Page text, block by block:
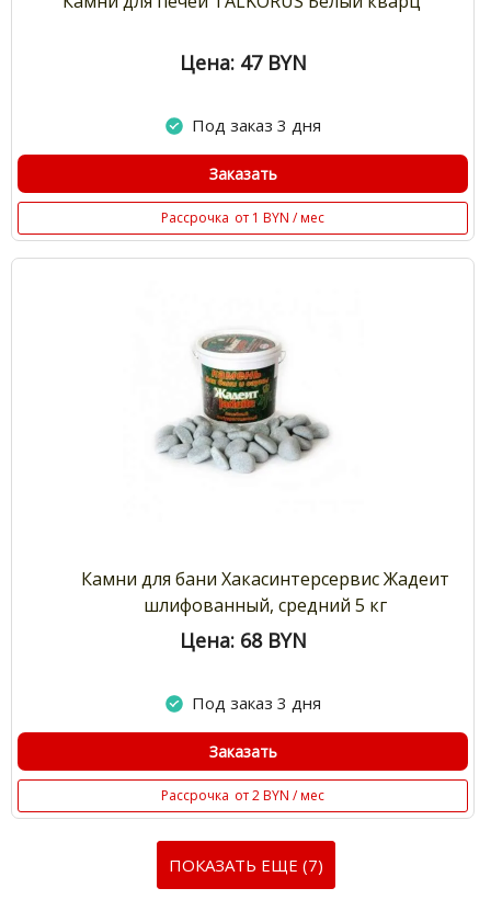
Цена: 47 BYN
Под заказ 3 дня
Заказать
Рассрочка от 1 BYN / мес
Камни для бани Хакасинтерсервис Жадеит
шлифованный, средний 5 кг
Цена: 68 BYN
Под заказ 3 дня
Заказать
Рассрочка от 2 BYN / мес
ПОКАЗАТЬ ЕЩЕ (7)